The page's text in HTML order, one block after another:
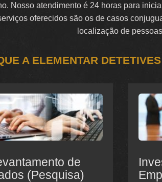
Nosso atendimento é 24 horas para
oferecidos são os de casos
localização de
A ELEMENTAR
de
(Pesquisa)